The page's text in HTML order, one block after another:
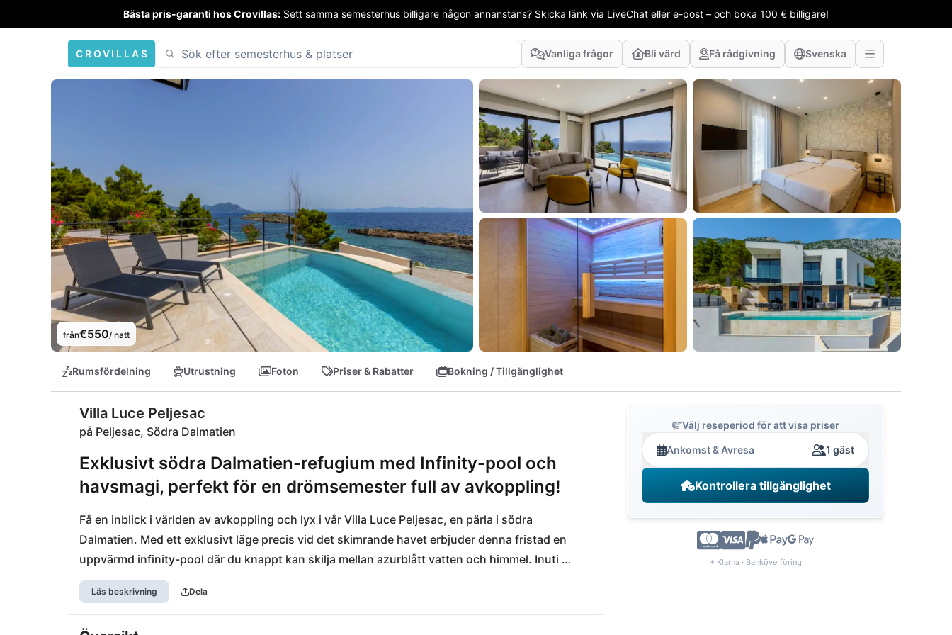
Bästa pris-garanti hos Crovillas: Sett samma semesterhus billigare någon annanstans? Skicka länk via LiveChat eller e-post – och boka 100 € billigare!
CROVILLAS Vanliga frågor Bli värd Få rådgivning Svenska
från€550/ natt
Rumsfördelning Utrustning Foton Priser & Rabatter Bokning / Tillgänglighet
Villa Luce Peljesac
på Peljesac, Södra Dalmatien
Exklusivt södra Dalmatien-refugium med Infinity-pool och
havsmagi, perfekt för en drömsemester full av avkoppling!
Få en inblick i världen av avkoppling och lyx i vår Villa Luce Peljesac, en pärla i södra
Dalmatien. Med ett exklusivt läge precis vid det skimrande havet erbjuder denna fristad en
uppvärmd infinity-pool där du knappt kan skilja mellan azurblått vatten och himmel. Inuti
väntar en oas för kropp och själ med ett spa-område, träningsmöjligheter och ren
underhållning. Du är bara några steg från stranden - ett paradis för solbadare och
vattennymfer. Nära restauranger som Vitaceae eller Konoba Maris hittar du kulinariska
Läs beskrivning Dela
Välj reseperiod för att visa priser
Ankomst & Avresa 1 gäst
Kontrollera tillgänglighet
+ Klarna · Banköverföring